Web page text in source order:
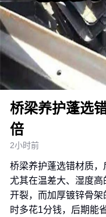
桥梁养护蓬选
倍
2小时前
桥梁养护蓬选错材质，
尤其在温差大、湿度
开裂，而加厚镀锌骨
时多花1分钱，后期能